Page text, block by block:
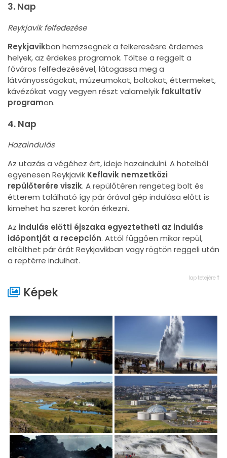
3. Nap
Reykjavik felfedezése
Reykjavikban hemzsegnek a felkeresésre érdemes
helyek, az érdekes programok. Töltse a reggelt a
főváros felfedezésével, látogassa meg a
látványosságokat, múzeumokat, boltokat, éttermeket,
kávézókat vagy vegyen részt valamelyik fakultatív
programon.
4. Nap
Hazaindulás
Az utazás a végéhez ért, ideje hazaindulni. A hotelból
egyenesen Reykjavik Keflavik nemzetközi
repülőterére viszik. A repülőtéren rengeteg bolt és
étterem található így pár órával gép indulása előtt is
kimehet ha szeret korán érkezni.
Az indulás előtti éjszaka egyeztetheti az indulás
időpontját a recepción. Attól függően mikor repül,
eltölthet pár órát Reykjavikban vagy rögtön reggeli után
a reptérre indulhat.
lap tetejére
Képek